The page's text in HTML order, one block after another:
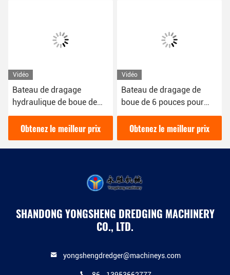
Vidéo
Bateau de dragage
hydraulique de boue de
200 Cbm/h de 16 kW de
couleur rouge utilisé pour
le dragage des rivières
Obtenez le meilleur prix
Vidéo
Bateau de dragage de
boue de 6 pouces pour
draguer la boue dans la
rivière 16kw dragueuse
hydraulique diesel
Obtenez le meilleur prix
SHANDONG YONGSHENG DREDGING MACHINERY
CO., LTD.
yongshengdredger@machineys.com